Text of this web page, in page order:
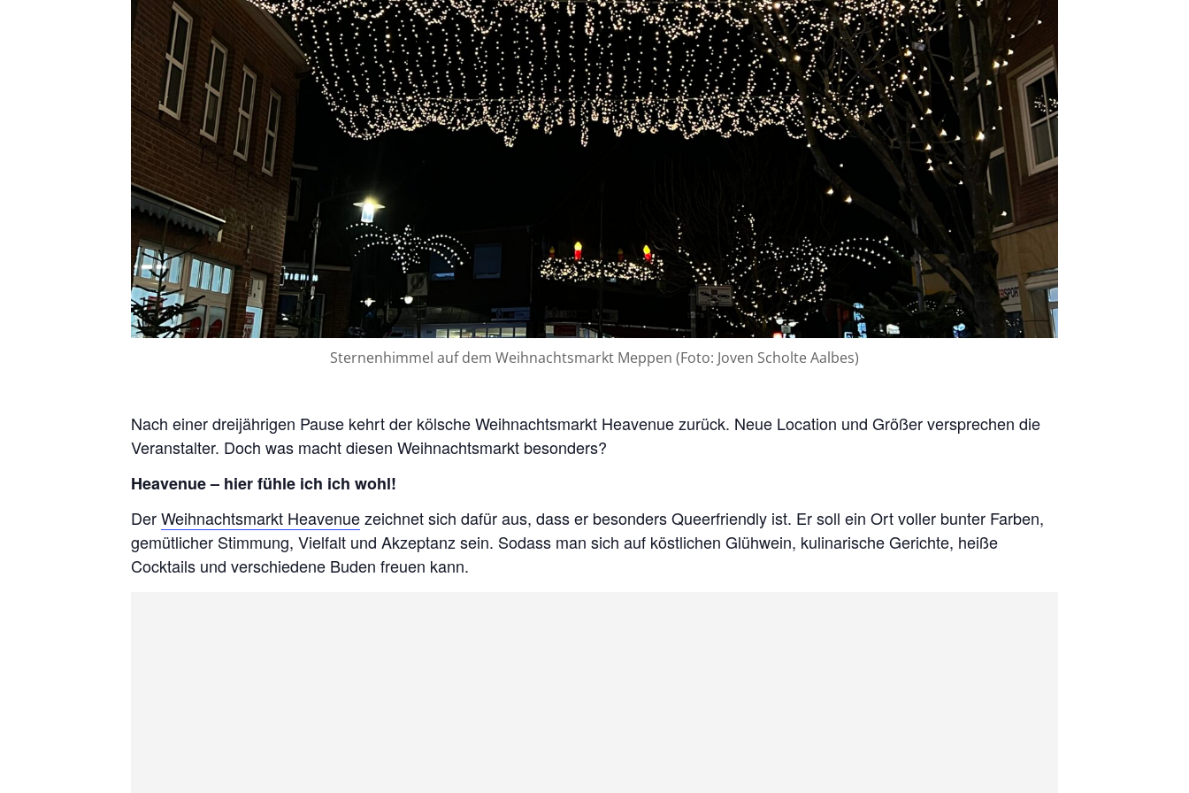
Sternenhimmel auf dem Weihnachtsmarkt Meppen (Foto: Joven Scholte Aalbes)
Nach einer dreijährigen Pause kehrt der kölsche Weihnachtsmarkt Heavenue zurück. Neue Location und Größer versprechen die
Veranstalter. Doch was macht diesen Weihnachtsmarkt besonders?
Heavenue – hier fühle ich ich wohl!
DerWeihnachtsmarkt Heavenuezeichnet sich dafür aus, dass er besonders Queerfriendly ist. Er soll ein Ort voller bunter Farben,
gemütlicher Stimmung, Vielfalt und Akzeptanz sein. Sodass man sich auf köstlichen Glühwein, kulinarische Gerichte, heiße
Cocktails und verschiedene Buden freuen kann.